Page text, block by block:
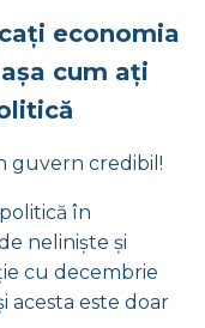
economia
cum ați
guvern credibil!
în
neliniște și
cu decembrie
acesta este doar